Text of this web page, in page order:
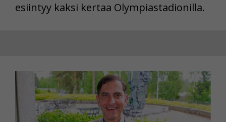
esiintyy kaksi kertaa Olympiastadionilla.